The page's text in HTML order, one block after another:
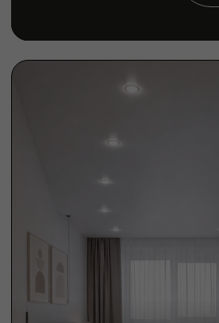
6 683 700 ₽
25 домов переменной этажности
Школа и детский сад
Храм Преподобного вениамина Печерского